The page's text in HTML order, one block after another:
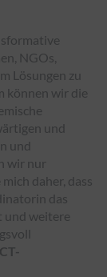
NGOs,
Lösungen zu
können wir die
und
und
wir nur
daher, dass
das
und weitere